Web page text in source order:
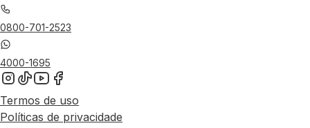
0800-701-2523
4000-1695
Termos de uso
Políticas de privacidade